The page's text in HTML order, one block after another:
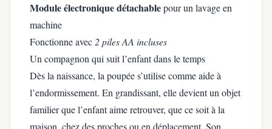
Module électronique détachablepour un lavage en
machine
Fonctionne avec 2 piles AA incluses
Un compagnon qui suit l’enfant dans le temps
Dès la naissance, la poupée s’utilise comme aide à
l’endormissement. En grandissant, elle devient un objet
familier que l’enfant aime retrouver, que ce soit à la
maison, chez des proches ou en déplacement. Son